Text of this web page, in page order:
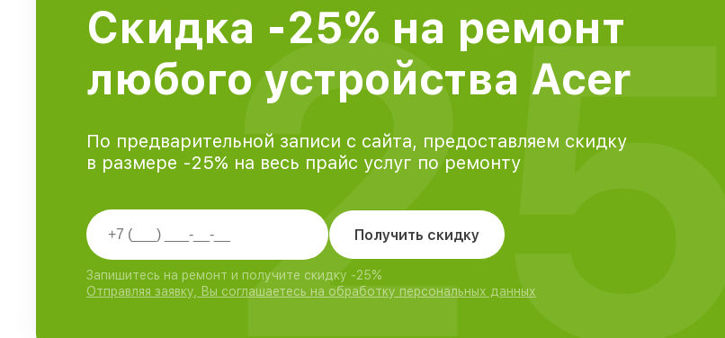
Скидка -25% на ремонт
любого устройства Acer
По предварительной записи с сайта, предоставляем скидку
в размере -25% на весь прайс услуг по ремонту
Получить скидку
Запишитесь на ремонт и получите скидку -25%
Отправляя заявку, Вы соглашаетесь на обработку персональных данных